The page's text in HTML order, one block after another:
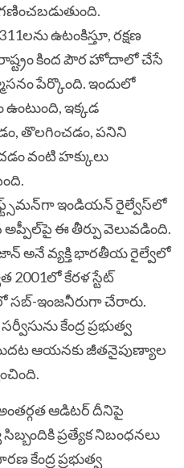
ఉటంకిస్తూ, రక్షణ
రాష్ట్రం కింద పౌర హోదాలో చేసే
పేర్కొంది. ఇందులో
ఇక్కడ
తొలగించడం, పనిని
వంటి హక్కులు
ఇండియన్ రైల్వేస్‌లో
ఈ తీర్పు వెలువడింది.
జాన్ అనే వ్యక్తి భారతీయ రైల్వేలో
2001లో కేరళ స్టేట్
లో సబ్-ఇంజనీరుగా చేరారు.
కేంద్ర ప్రభుత్వ
ఆయనకు జీతనైపుణ్యాల
ఆడిటర్ దీనిపై
సిబ్బందికి ప్రత్యేక నిబంధనలు
ప్రభుత్వ